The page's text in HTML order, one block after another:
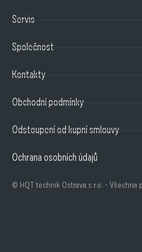
Servis
Společnost
Kontakty
Obchodní podmínky
Odstoupení od kupní smlouvy
Ochrana osobních údajů
© HQT technik Ostrava s.r.o. - Všechna